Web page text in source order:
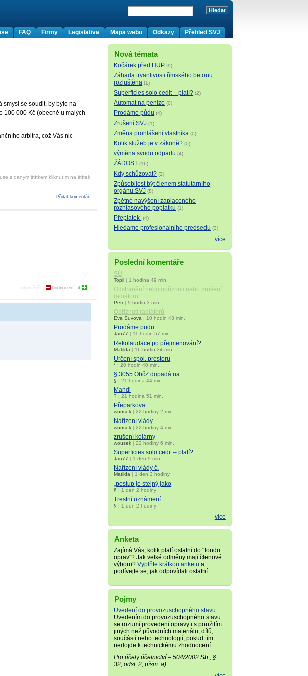
Přehled SVJ
Odkazy
Mapa webu
Legislativa
Firmy
FAQ
Nová témata
Kočárek před HUP (9)
Záhada trvanlivosti římského betonu
rozluštěna (1)
Superficies solo cedit – platí? (2)
Automat na peníze (0)
Prodáme půdu (4)
Zrušení SVJ (1)
Změna prohlášení vlastníka (0)
Kolik služeb je v zákoně? (0)
výměna svodu odpadu (4)
ŽÁDOST (16)
Kdy schůzovat? (2)
Způsobilost být členem statutárního
orgánu SVJ (8)
Zpětné navýšení zaplaceného
rozhlasového poplatku (1)
Přeplatek (4)
Hledame profesionalniho predsedu (3)
více
Poslední komentáře
SÚ
Topil | 1 hodina 49 min.
Odstranění nebo odříznutí nebo zrušení
radiátorů
Petr|9 hodin 3 min.
Odříznutí radiátorů
Eva Suvova | 10 hodin 43 min.
Prodáme půdu
Jan77 | 11 hodin 57 min.
Rekolaudace po přejmenování?
Matilda | 16 hodin 34 min.
Určení spol. prostoru
* |20 hodin 40 min.
§ 3055 ObčZ dopadá na
§ |21 hodina 44 min.
Mandl
? |21 hodina 51 min.
Přeparkovat
wousek |22 hodiny 2 min.
Nařízení vlády
wousek |22 hodiny 4 min.
zrušení kolárny
wousek |22 hodiny 6 min.
Superficies solo cedit – platí?
Jan77 1 den 9 min.
Nařízení vlády č.
Matilda 1 den 2 hodiny
„postup je stejný jako
§ | 1 den 2 hodiny
Trestní oznámení
§ | 1 den 2 hodiny
více
Anketa
Zajímá Vás, kolik platí ostatní do "fondu
oprav"? Jak velké odměny mají členové
výboru?Vyplňte krátkou anketu a
podívejte se, jak odpovídali ostatní.
Pojmy
Uvedení do provozuschopného stavu
Uvedením do provozuschopného stavu
se rozumí provedení opravy i s použitím
jiných než původních materiálů, dílů,
součástí nebo technologií, pokud tím
nedojde k technickému zhodnocení.
Pro účely účetnictví – 504/2002 Sb., §
32, odst. 2, písm. a)
smysl se soudit, by bylo na
100 000 Kč (obecně u malých
arbitra, což Vás nic
s daným štítkem kliknutím na štítek.
Přidat komentář
odpovědět hodnocení –4